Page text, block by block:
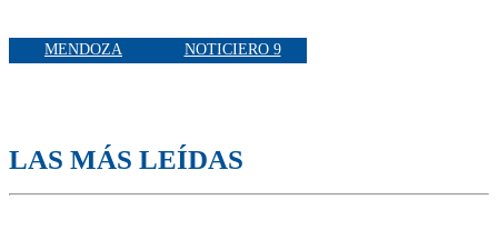
MENDOZA NOTICIERO 9
LAS MÁS LEÍDAS